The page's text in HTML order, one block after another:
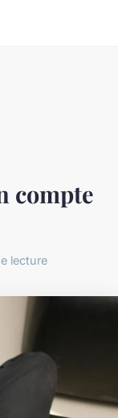
compte
lecture